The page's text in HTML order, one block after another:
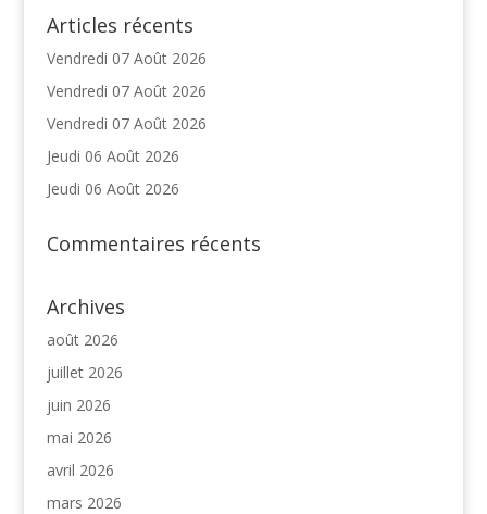
Articles récents
Vendredi 07 Août 2026
Vendredi 07 Août 2026
Vendredi 07 Août 2026
Jeudi 06 Août 2026
Jeudi 06 Août 2026
Commentaires récents
Archives
août 2026
juillet 2026
juin 2026
mai 2026
avril 2026
mars 2026